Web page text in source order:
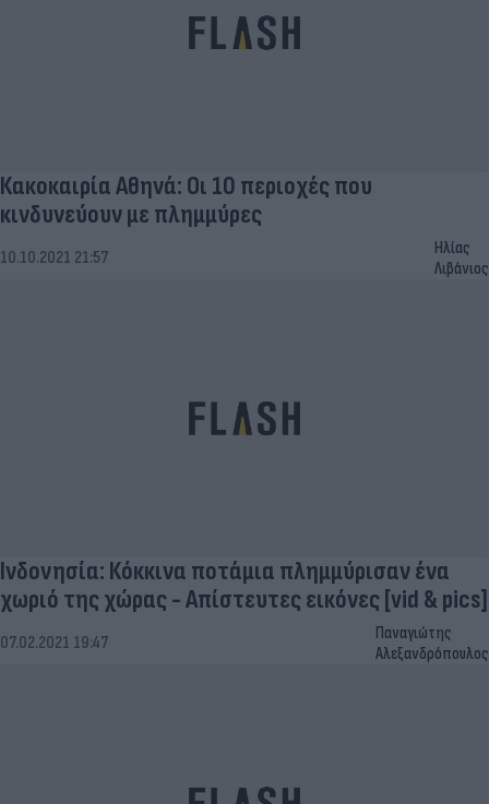
Κακοκαιρία Αθηνά: Οι 10 περιοχές που
κινδυνεύουν με πλημμύρες
10.10.2021 21:57
Ηλίας
Λιβάνιος
Ινδονησία: Κόκκινα ποτάμια πλημμύρισαν ένα
χωριό της χώρας - Απίστευτες εικόνες [vid & pics]
07.02.2021 19:47
Παναγιώτης
Αλεξανδρόπουλος